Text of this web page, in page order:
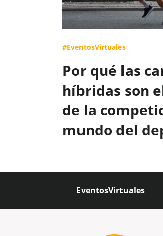
#EventosVirtuales
Por qué las
híbridas son
de la
mundo del
EventosVirtuales